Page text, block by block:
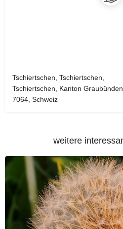
Tschiertschen, Tschiertschen,
Tschiertschen, Kanton Graubünden
7064, Schweiz
weitere